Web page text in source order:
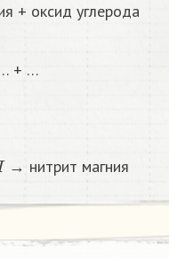
+ оксид углерода
+ …
→ нитрит магния